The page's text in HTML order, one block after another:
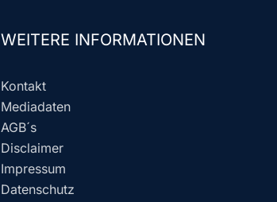
WEITERE INFORMATIONEN
Kontakt
Mediadaten
AGB´s
Disclaimer
Impressum
Datenschutz